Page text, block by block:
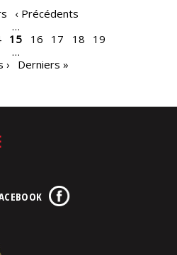
‹ Précédents
…
15 16 17 18
19
…
›
Derniers »